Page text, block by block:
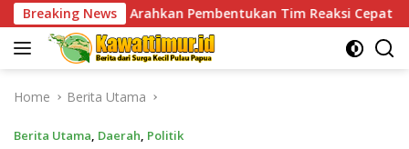
Skip
to
content
Breaking News
Pembentukan Tim Reaksi Cepat Bencana Jaga
Home Berita Utama
Berita Utama, Daerah, Politik